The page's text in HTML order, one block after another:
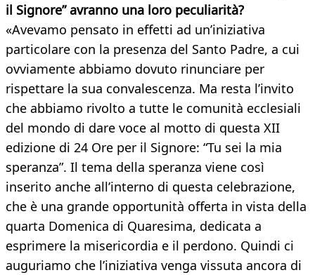
il Signore” avranno una loro peculiarità?
«Avevamo pensato in effetti ad un’iniziativa
particolare con la presenza del Santo Padre, a cui
ovviamente abbiamo dovuto rinunciare per
rispettare la sua convalescenza. Ma resta l’invito
che abbiamo rivolto a tutte le comunità ecclesiali
del mondo di dare voce al motto di questa XII
edizione di 24 Ore per il Signore: “Tu sei la mia
speranza”. Il tema della speranza viene così
inserito anche all’interno di questa celebrazione,
che è una grande opportunità offerta in vista della
quarta Domenica di Quaresima, dedicata a
esprimere la misericordia e il perdono. Quindi ci
auguriamo che l’iniziativa venga vissuta ancora di